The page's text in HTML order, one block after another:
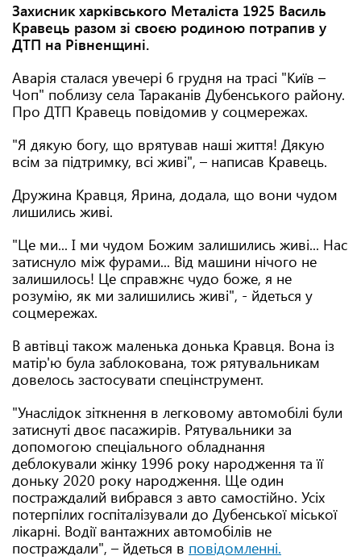
Захисник харківського Металіста 1925 Василь
Кравець разом зі своєю родиною потрапив у
ДТП на Рівненщині.
Аварія сталася увечері 6 грудня на трасі "Київ –
Чоп" поблизу села Тараканів Дубенського району.
Про ДТП Кравець повідомив у соцмережах.
"Я дякую богу, що врятував наші життя! Дякую
всім за підтримку, всі живі", – написав Кравець.
Дружина Кравця, Ярина, додала, що вони чудом
лишились живі.
"Це ми... І ми чудом Божим залишились живі... Нас
затиснуло між фурами... Від машини нічого не
залишилось! Це справжнє чудо боже, я не
розумію, як ми залишились живі", - йдеться у
соцмережах.
В автівці також маленька донька Кравця. Вона із
матір'ю була заблокована, тож рятувальникам
довелось застосувати спецінструмент.
"Унаслідок зіткнення в легковому автомобілі були
затиснуті двоє пасажирів. Рятувальники за
допомогою спеціального обладнання
деблокували жінку 1996 року народження та її
доньку 2020 року народження. Ще один
постраждалий вибрався з авто самостійно. Усіх
потерпілих госпіталізували до Дубенської міської
лікарні. Водії вантажних автомобілів не
постраждали", – йдеться в повідомленні.